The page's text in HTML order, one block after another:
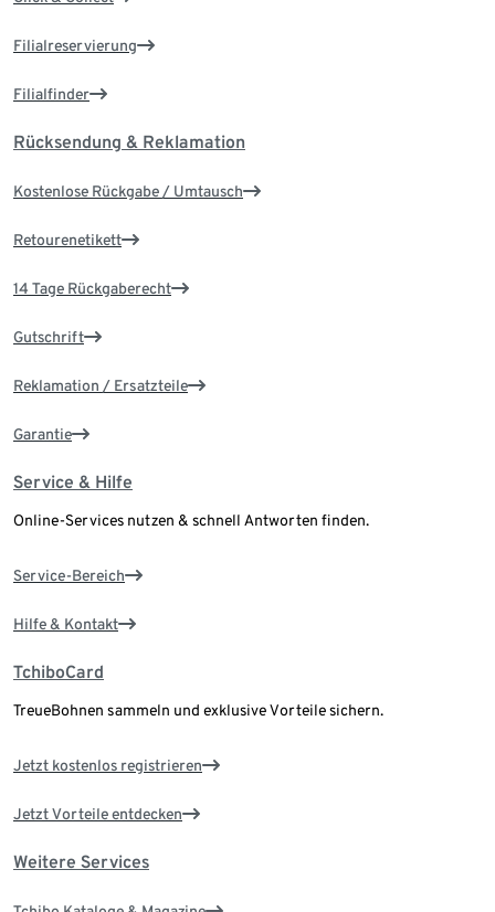
Filialreservierung
Filialfinder
Rücksendung & Reklamation
Kostenlose Rückgabe / Umtausch
Retourenetikett
14 Tage Rückgaberecht
Gutschrift
Reklamation / Ersatzteile
Garantie
Service & Hilfe
Online-Services nutzen & schnell Antworten finden.
Service-Bereich
Hilfe & Kontakt
TchiboCard
TreueBohnen sammeln und exklusive Vorteile sichern.
Jetzt kostenlos registrieren
Jetzt Vorteile entdecken
Weitere Services